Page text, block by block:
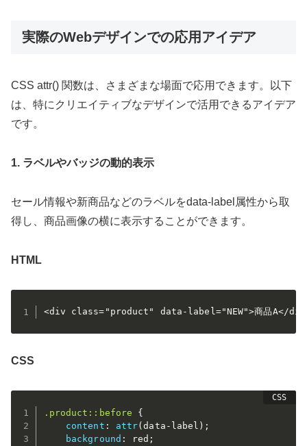
実際のWebデザインでの応用アイデア
CSS attr() 関数は、さまざまな場面で応用できます。以下
は、特にクリエイティブなデザインで活用できるアイデア
です。
1. ラベルやバッジの動的表示
セール情報や新商品などのラベルをdata-label属性から取
得し、商品画像の横に表示することができます。
HTML
<div class="product" data-label="NEW">商品A</
CSS
.product::before
{
content : attr(data-label ) ;
background : red ;